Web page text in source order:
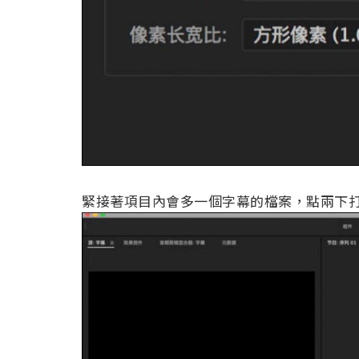
緊接著項目內會多一個字幕的檔案，點兩下